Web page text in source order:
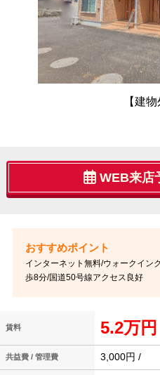
【建物
WEB来店
インターネット無料/ウォークイン
歩8分/国道50号線アクセス良好
賃料 5.2万円
共益費 / 管理費 3,000円 /